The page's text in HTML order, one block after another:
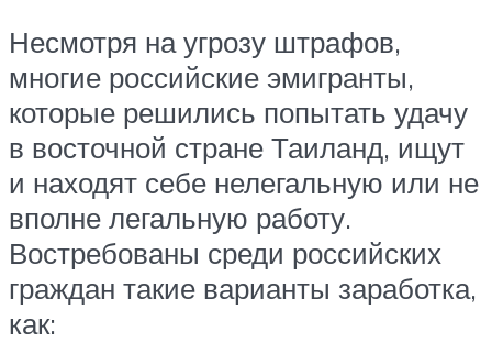
Несмотря на угрозу штрафов,
многие российские эмигранты,
которые решились попытать удачу
в восточной стране Таиланд, ищут
и находят себе нелегальную или не
вполне легальную работу.
Востребованы среди российских
граждан такие варианты заработка,
как: